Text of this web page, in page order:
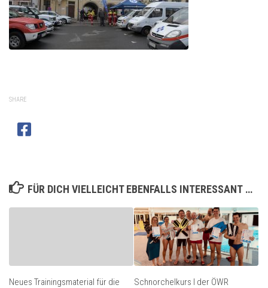
SHARE
FÜR DICH VIELLEICHT EBENFALLS INTERESSANT …
Neues Trainingsmaterial für die
Schnorchelkurs I der ÖWR